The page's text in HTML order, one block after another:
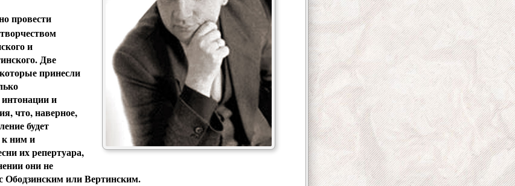
провести
и
. Две
принесли
и
что, наверное,
будет
ним и
их репертуара,
они не
Ободзинским или Вертинским.